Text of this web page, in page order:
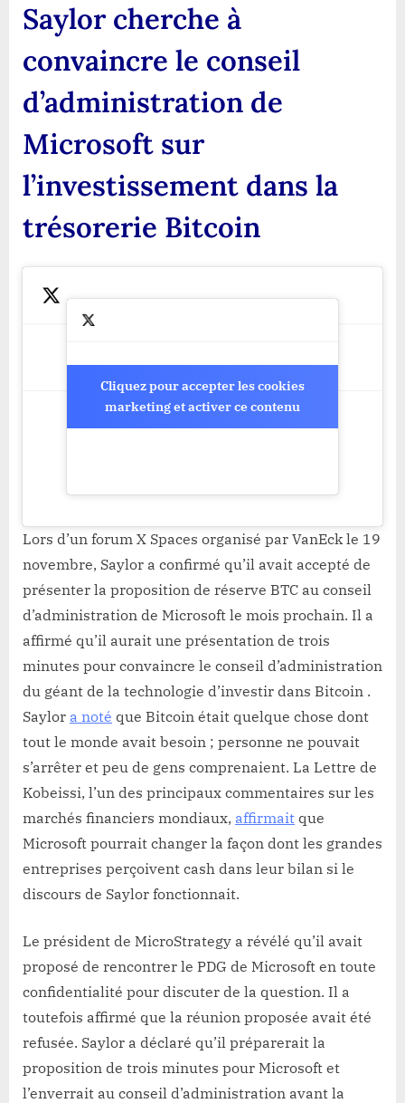
Saylor cherche à
convaincre le conseil
d’administration de
Microsoft sur
l’investissement dans la
trésorerie Bitcoin
Cliquez pour accepter les cookies
marketing et activer ce contenu
Cliquez pour accepter les cookies
marketing et activer ce contenu
Lors d’un forum X Spaces organisé par VanEck le 19
novembre, Saylor a confirmé qu’il avait accepté de
présenter la proposition de réserve BTC au conseil
d’administration de Microsoft le mois prochain. Il a
affirmé qu’il aurait une présentation de trois
minutes pour convaincre le conseil d’administration
du géant de la technologie d’investir dans Bitcoin .
Saylor a noté que Bitcoin était quelque chose dont
tout le monde avait besoin ; personne ne pouvait
s’arrêter et peu de gens comprenaient. La Lettre de
Kobeissi, l’un des principaux commentaires sur les
marchés financiers mondiaux, affirmait que
Microsoft pourrait changer la façon dont les grandes
entreprises perçoivent cash dans leur bilan si le
discours de Saylor fonctionnait.
Le président de MicroStrategy a révélé qu’il avait
proposé de rencontrer le PDG de Microsoft en toute
confidentialité pour discuter de la question. Il a
toutefois affirmé que la réunion proposée avait été
refusée. Saylor a déclaré qu’il préparerait la
proposition de trois minutes pour Microsoft et
l’enverrait au conseil d’administration avant la